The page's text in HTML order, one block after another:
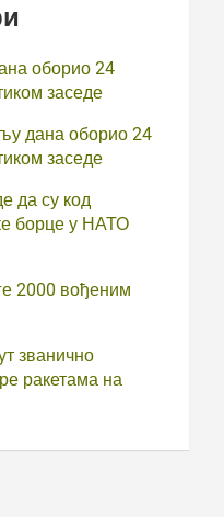
оборио 24
заседе
дана оборио 24
заседе
да су код
борце у НАТО
2000 вођеним
званично
ракетама на